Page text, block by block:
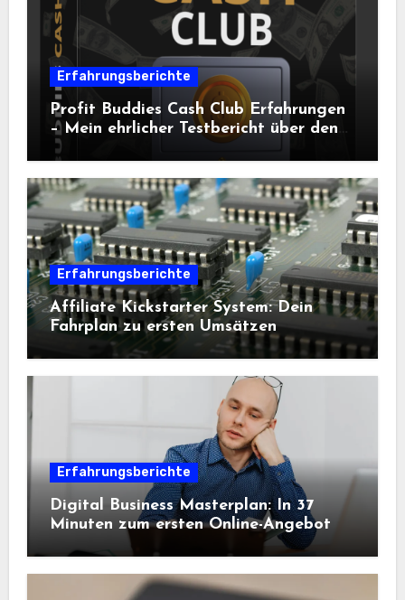
Erfahrungsberichte
Profit Buddies Cash Club Erfahrungen
– Mein ehrlicher Testbericht über den
Weg zum Online-Einkommen
Erfahrungsberichte
Affiliate Kickstarter System: Dein
Fahrplan zu ersten Umsätzen
Erfahrungsberichte
Digital Business Masterplan: In 37
Minuten zum ersten Online-Angebot